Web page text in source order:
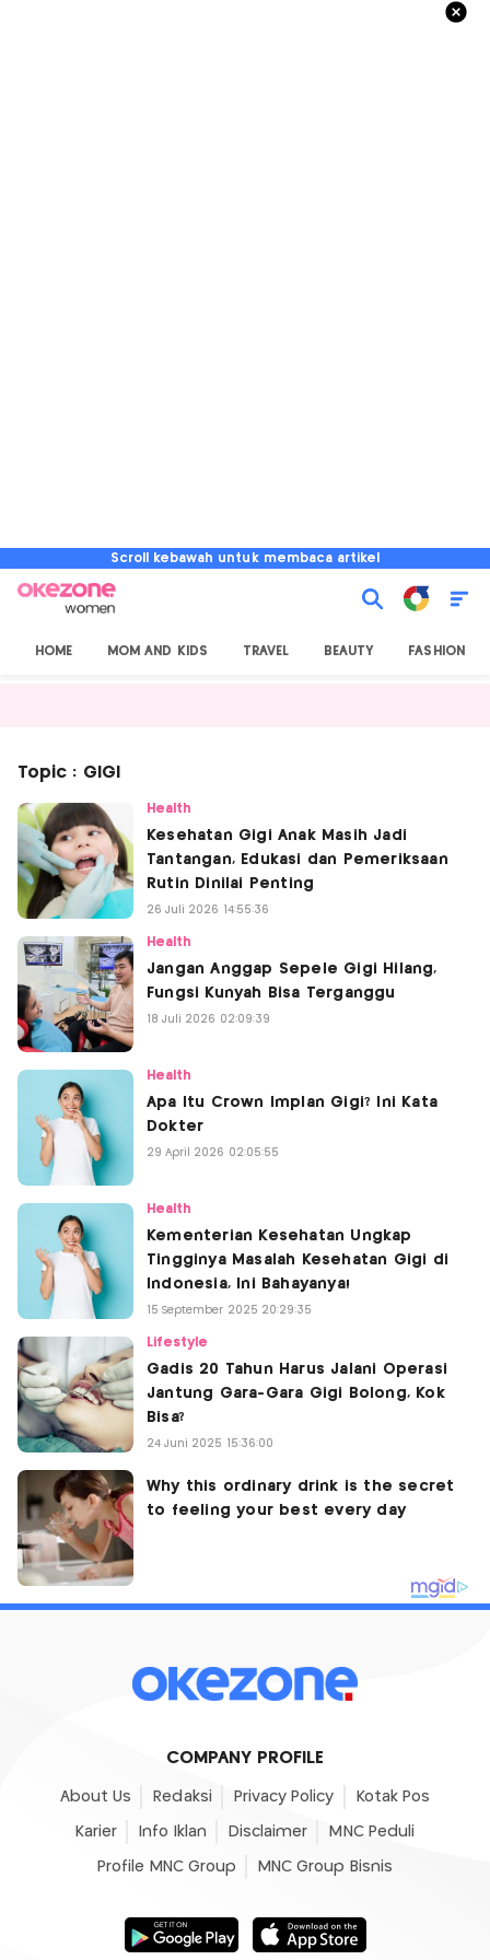
Scroll kebawah untuk membaca artikel
HOME MOM AND KIDS TRAVEL BEAUTY FASHION
Topic : GIGI
Health
Kesehatan Gigi Anak Masih Jadi
Tantangan, Edukasi dan Pemeriksaan
Rutin Dinilai Penting
26 Juli 2026 14:55:36
Health
Jangan Anggap Sepele Gigi Hilang,
Fungsi Kunyah Bisa Terganggu
18 Juli 2026 02:09:39
Health
Apa Itu Crown Implan Gigi? Ini Kata
Dokter
29 April 2026 02:05:55
Health
Kementerian Kesehatan Ungkap
Tingginya Masalah Kesehatan Gigi di
Indonesia, Ini Bahayanya!
15 September 2025 20:29:35
Lifestyle
Gadis 20 Tahun Harus Jalani Operasi
Jantung Gara-Gara Gigi Bolong, Kok
Bisa?
24 Juni 2025 15:36:00
COMPANY PROFILE
About Us Redaksi Privacy Policy Kotak Pos
Karier Info Iklan Disclaimer MNC Peduli
Profile MNC Group MNC Group Bisnis